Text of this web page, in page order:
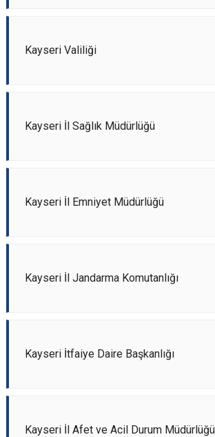
Kayseri Valiliği
Kayseri İl Sağlık Müdürlüğü
Kayseri İl Emniyet Müdürlüğü
Kayseri İl Jandarma Komutanlığı
Kayseri İtfaiye Daire Başkanlığı
Kayseri İl Afet ve Acil Durum Müdürlüğü